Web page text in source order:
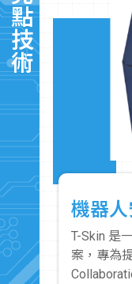
亮點技術
機器
T-Skin 是
案，專為